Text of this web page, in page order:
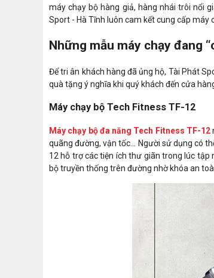
máy chạy bộ hàng giả, hàng nhái trôi nổi
Sport - Hà Tĩnh luôn cam kết cung cấp máy
Những mẫu máy chạy đang
Để tri ân khách hàng đã ủng hộ, Tài Phát
quà tặng ý nghĩa khi quý khách đến cửa
Máy chạy bộ Tech Fitness TF-12
Máy chạy bộ đa năng Tech Fitness TF-12
quãng đường, vận tốc... Người sử dụng có
12 hỗ trợ các tiện ích thư giãn trong lúc
bộ truyền thống trên đường nhờ khóa an